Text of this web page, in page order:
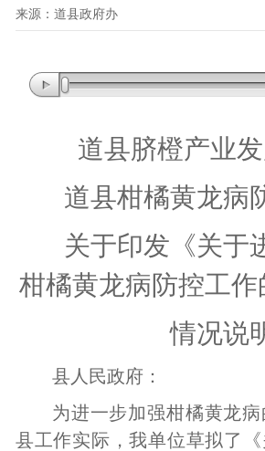
来源： 道县政府办
道县脐橙产业
道县柑橘黄龙病
关于印发《关于
柑橘黄龙病防控工作
情况说
县人民政府：
为进一步加强柑橘黄龙
县工作实际 ，我单位草拟了